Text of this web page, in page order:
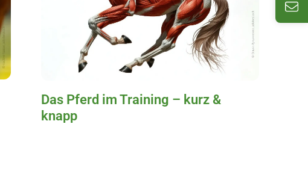
Das Pferd im Training – kurz &
knapp
E-